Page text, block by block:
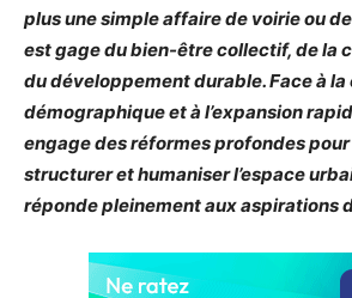
plus une simple affaire de voirie ou
est gage du bien-être collectif, de la
du développement durable. Face à
démographique et à l’expansion
engage des réformes profondes
structurer et humaniser l’espace
réponde pleinement aux aspirations